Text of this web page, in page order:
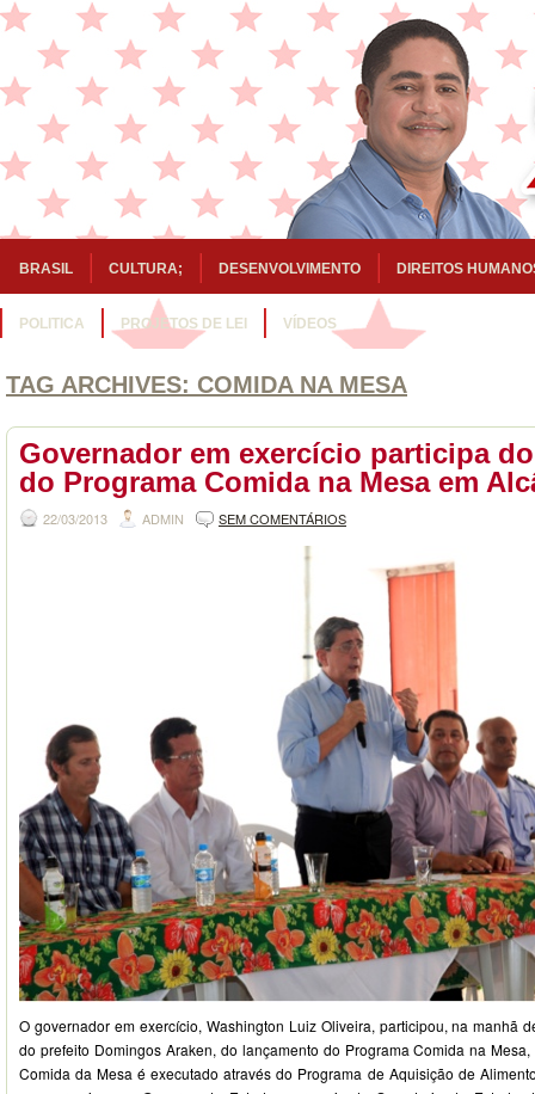
BRASIL CULTURA; DESENVOLVIMENTO DIREITOS
POLITICA PROJETOS DE LEI VÍDEOS
TAG ARCHIVES: COMIDA NA MESA
Governador em exercício participa
do Programa Comida na Mesa em
22/03/2013 ADMIN SEM COMENTÁRIOS
O governador em exercício, Washington Luiz Oliveira, participou, na manhã
do prefeito Domingos Araken, do lançamento do Programa Comida na
Comida da Mesa é executado através do Programa de Aquisição de